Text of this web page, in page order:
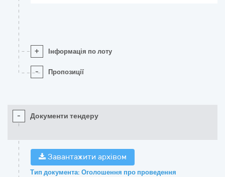
+ Інформація по лоту
- Пропозиції
- Документи тендеру
Завантажити архівом
Тип документа: Оголошення про проведення